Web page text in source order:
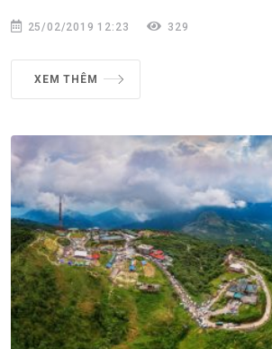
25/02/2019 12:23 329
XEM THÊM